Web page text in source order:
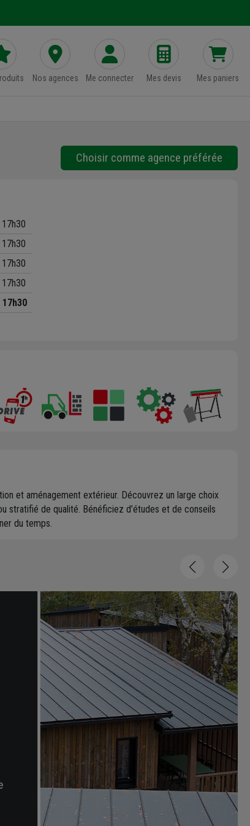
Nos agences Me connecter Mes devis Mes paniers
Choisir comme agence préférée
et aménagement extérieur. Découvrez un large choix
stratifié de qualité. Bénéficiez d’études et de conseils
du temps.